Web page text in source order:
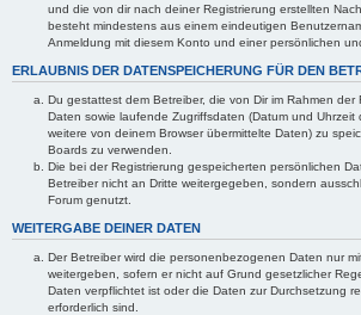
und die von dir nach deiner Registrierung erstellten
besteht mindestens aus einem eindeutigen
Anmeldung mit diesem Konto und einer persönlichen
ERLAUBNIS DER DATENSPEICHERUNG FÜR DEN
Du gestattest dem Betreiber, die von Dir im Rahmen
Daten sowie laufende Zugriffsdaten (Datum und Uhrzeit
weitere von deinem Browser übermittelte Daten) zu
Boards zu verwenden.
Die bei der Registrierung gespeicherten persönlichen
Betreiber nicht an Dritte weitergegeben, sondern
Forum genutzt.
WEITERGABE DEINER DATEN
Der Betreiber wird die personenbezogenen Daten nur
weitergeben, sofern er nicht auf Grund gesetzlicher
Daten verpflichtet ist oder die Daten zur Durchsetzung
erforderlich sind.